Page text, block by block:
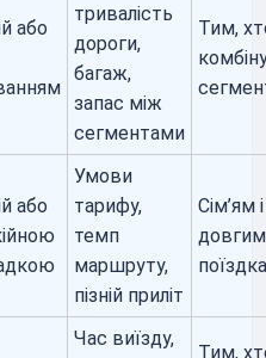
або
тривалість
дороги,
багаж,
запас між
сегментами
Тим,
або
Умови
тарифу,
темп
маршруту,
пізній приліт
Сім’ям і
довгим
Час виїзду,
Тим,